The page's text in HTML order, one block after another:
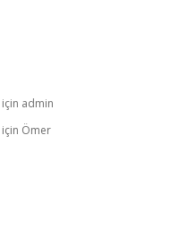
için admin
için Ömer